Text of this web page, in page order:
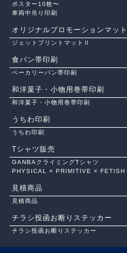
ポスター10枚〜
車両中吊り印刷
オリジナルプロモーションマッ
ジェットプリントマットⅡ
食パン帯印刷
ベーカリーパン帯印刷
和洋菓子・小物用巻帯印刷
和洋菓子・小物用巻帯印刷
うちわ印刷
うちわ印刷
Tシャツ販売
GANBAクライミングTシャツ
PHYSICAL × PRIMITIVE × FETISH
見積商品
見積商品
チラシ投函お断りステッカー
チラシ投函お断りステッカー